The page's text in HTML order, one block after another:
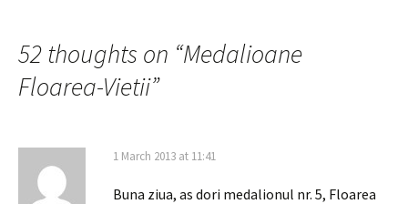
52 thoughts on “Medalioane
Floarea-Vietii”
1 March 2013 at 11:41
Buna ziua, as dori medalionul nr. 5, Floarea